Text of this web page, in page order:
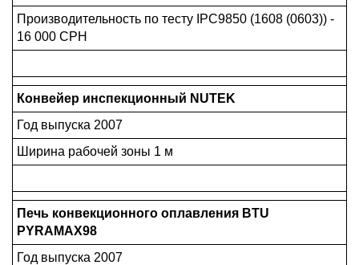
Производительность по тесту IPC9850 (1608 (0603)) -
16 000 CPH
Конвейер инспекционный NUTEK
Год выпуска 2007
Ширина рабочей зоны 1 м
Печь конвекционного оплавления BTU
PYRAMAX98
Год выпуска 2007